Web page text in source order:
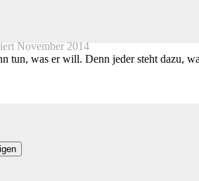
November 2014
tun, was er will. Denn jeder steht dazu,